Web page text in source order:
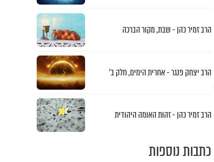
הרב זמיר כהן - שבת, מקור הברכה
הרב יצחק פנגר - אחרית הימים, חלק ב’
הרב זמיר כהן - זהות האומה היהודית
כתבות נוספות